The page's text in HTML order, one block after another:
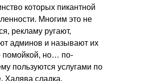
которых пикантной
Многим это не
рекламу ругают,
админов и называют их
помойкой, но… по-
пользуются услугами по
Халява сладка.